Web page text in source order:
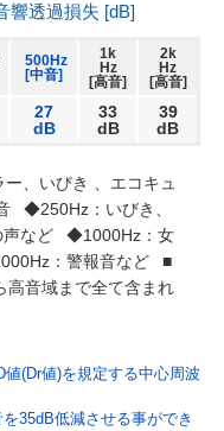
響透過損失 [dB]
500Hz
[中音]
1k
Hz
[高音]
2k
Hz
[高音]
27
dB
33
dB
39
dB
、いびき 、エコキュ
◆250Hz：いびき、
声など ◆1000Hz：女
：警報音など ■
高音域まで全て含まれ
(Dr値)を規定する中心周波
35dB低減させる事ができ